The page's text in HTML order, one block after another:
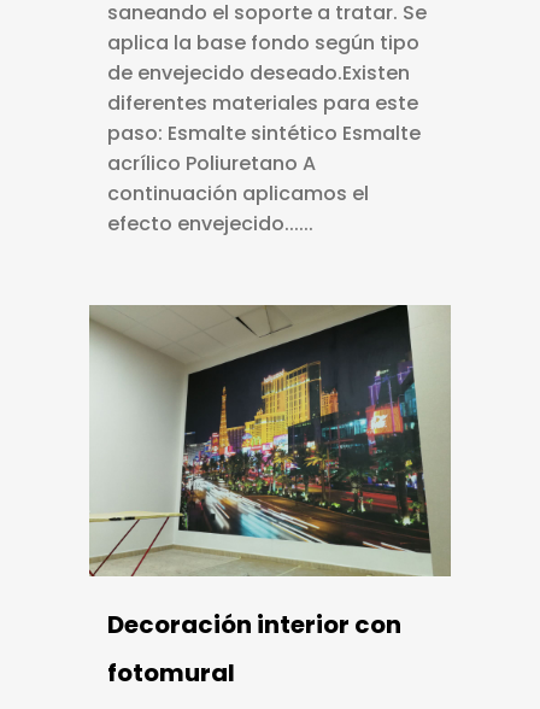
saneando el soporte a tratar. Se
aplica la base fondo según tipo
de envejecido deseado.Existen
diferentes materiales para este
paso: Esmalte sintético Esmalte
acrílico Poliuretano A
continuación aplicamos el
efecto envejecido......
Decoración interior con
fotomural